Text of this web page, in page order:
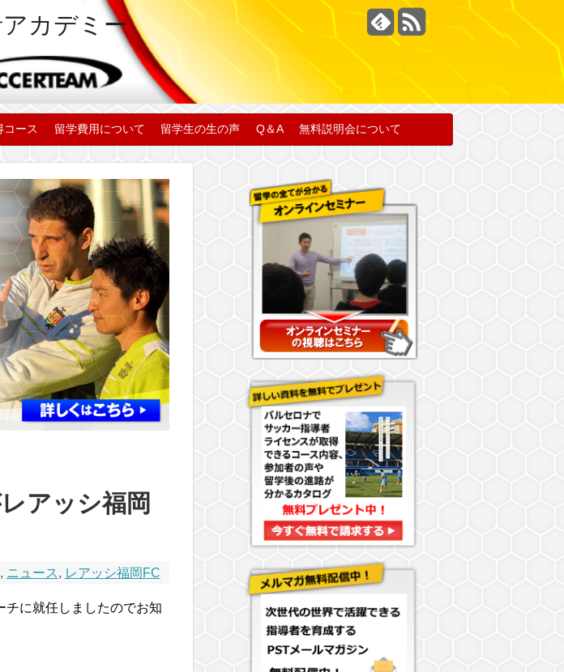
カデミー
コース 留学費用について 留学生の生の声 Q＆A
無料説明会について
アッシ福岡
, ニュース, レアッシ福岡FC
チに就任しましたのでお知